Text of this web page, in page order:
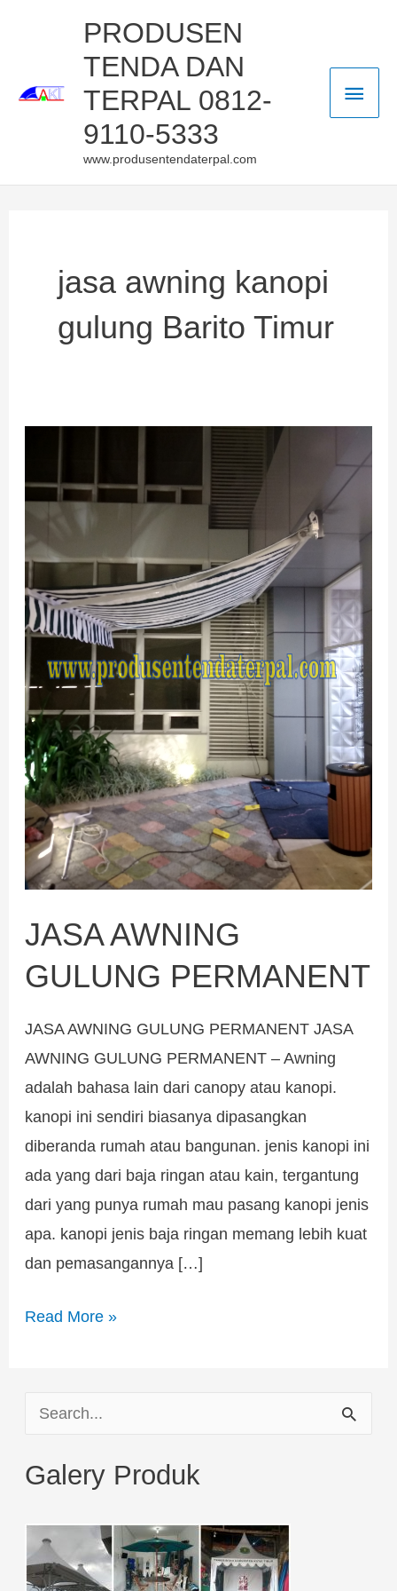
PRODUSEN
TENDA DAN
TERPAL 0812-
9110-5333
www.produsentendaterpal.com
jasa awning kanopi
gulung Barito Timur
JASA AWNING
GULUNG PERMANENT
JASA AWNING GULUNG PERMANENT JASA
AWNING GULUNG PERMANENT – Awning
adalah bahasa lain dari canopy atau kanopi.
kanopi ini sendiri biasanya dipasangkan
diberanda rumah atau bangunan. jenis kanopi ini
ada yang dari baja ringan atau kain, tergantung
dari yang punya rumah mau pasang kanopi jenis
apa. kanopi jenis baja ringan memang lebih kuat
dan pemasangannya […]
GULUNG
PERMANENT
Read More »
a
h
Galery Produk